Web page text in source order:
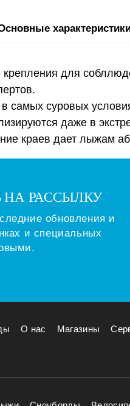
для
самых суровых
даже в
краев дает лыжам
РАССЫЛКУ
обновления и
и специальных
О нас Магазины